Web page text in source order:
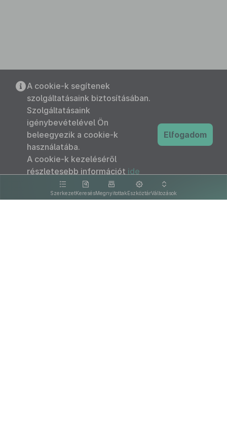
SzerkezetKeresésMegnyitottakEszköztárVáltozások
A cookie-k segítenek
szolgáltatásaink biztosításában.
Szolgáltatásaink
igénybevételével Ön
beleegyezik a cookie-k
használatába.
A cookie-k kezeléséről
részletesebb információt ide
kattintva olvashat.
Elfogadom